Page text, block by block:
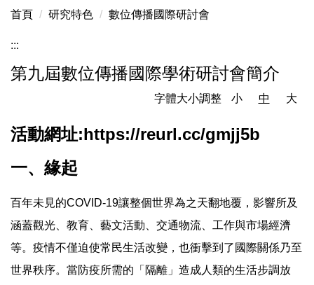
首頁 研究特色 數位傳播國際研討會
:::
第九屆數位傳播國際學術研討會簡介
字體大小調整 小 中 大
活動網址:https://reurl.cc/gmjj5b
一、緣起
百年未見的COVID-19讓整個世界為之天翻地覆，影響所及
涵蓋觀光、教育、藝文活動、交通物流、工作與市場經濟
等。疫情不僅迫使常民生活改變，也衝擊到了國際關係乃至
世界秩序。當防疫所需的「隔離」造成人類的生活步調放